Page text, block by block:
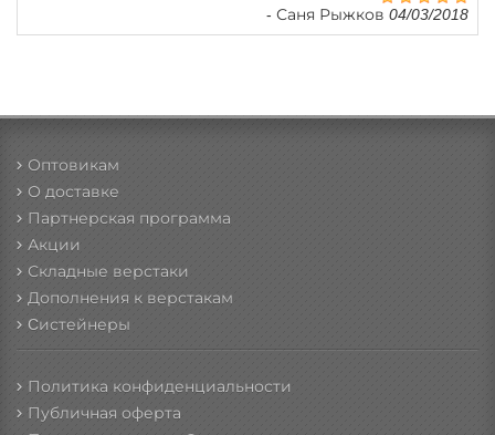
- Саня Рыжков 04/03/2018
Оптовикам
О доставке
Партнерская программа
Акции
Складные верстаки
Дополнения к верстакам
Cистейнеры
Политика конфиденциальности
Публичная оферта